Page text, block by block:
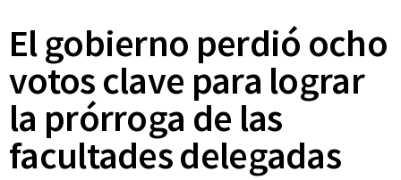
El gobierno perdió ocho
votos clave para lograr
la prórroga de las
facultades delegadas